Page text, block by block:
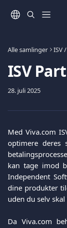
Alle samlinger ISV
ISV
28. juli 2025
Med Viva.com
optimere deres
kan tage imod
Independent
dine produkter
uden du selv
Da Viva.com